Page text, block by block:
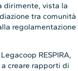
dirimente, vista la
tra comunità
regolamentazione
RESPIRA,
creare rapporti di